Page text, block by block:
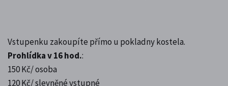
Vstupenku zakoupíte přímo u pokladny kostela.
Prohlídka v 16 hod.:
150 Kč/ osoba
120 Kč/ slevněné vstupné